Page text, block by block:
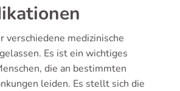
verschiedene medizinische
Es ist ein wichtiges
die an bestimmten
leiden. Es stellt sich die